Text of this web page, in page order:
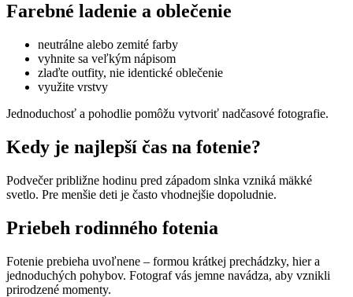
Farebné ladenie a oblečenie
neutrálne alebo zemité farby
vyhnite sa veľkým nápisom
zlaďte outfity, nie identické oblečenie
využite vrstvy
Jednoduchosť a pohodlie pomôžu vytvoriť nadčasové fotografie.
Kedy je najlepší čas na fotenie?
Podvečer približne hodinu pred západom slnka vzniká mäkké
svetlo. Pre menšie deti je často vhodnejšie dopoludnie.
Priebeh rodinného fotenia
Fotenie prebieha uvoľnene – formou krátkej prechádzky, hier a
jednoduchých pohybov. Fotograf vás jemne navádza, aby vznikli
prirodzené momenty.